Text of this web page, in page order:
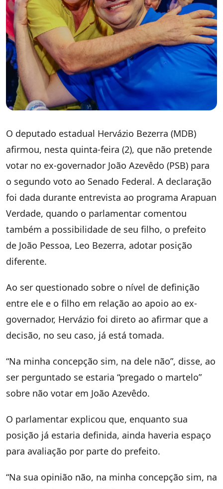
O deputado estadual Hervázio Bezerra (MDB)
afirmou, nesta quinta-feira (2), que não pretende
votar no ex-governador João Azevêdo (PSB) para
o segundo voto ao Senado Federal. A declaração
foi dada durante entrevista ao programa Arapuan
Verdade, quando o parlamentar comentou
também a possibilidade de seu filho, o prefeito
de João Pessoa, Leo Bezerra, adotar posição
diferente.
Ao ser questionado sobre o nível de definição
entre ele e o filho em relação ao apoio ao ex-
governador, Hervázio foi direto ao afirmar que a
decisão, no seu caso, já está tomada.
“Na minha concepção sim, na dele não”, disse, ao
ser perguntado se estaria “pregado o martelo”
sobre não votar em João Azevêdo.
O parlamentar explicou que, enquanto sua
posição já estaria definida, ainda haveria espaço
para avaliação por parte do prefeito.
“Na sua opinião não, na minha concepção sim, na